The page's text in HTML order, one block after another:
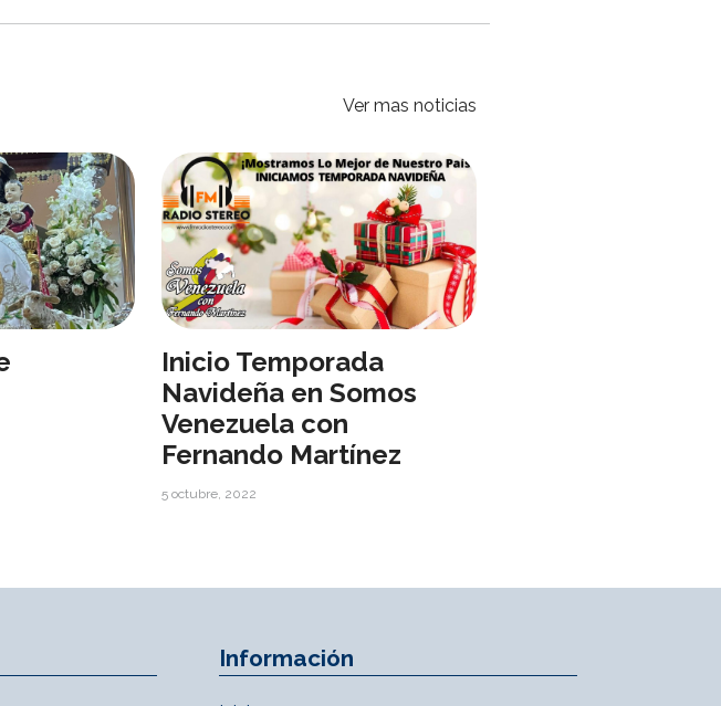
Ver mas noticias
Inicio Temporada
Navideña en Somos
Venezuela con
Fernando Martínez
5 octubre, 2022
Información